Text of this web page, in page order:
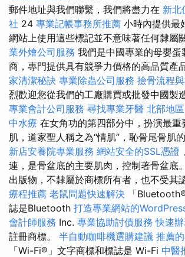
郵件地址與我們聯繫，我們將盡力在 新北
社 24 專業記帳事務所推薦 小時內提供最
網站上使用這些標記並不意味著任何隸屬
業外燴公司服務 我們是中國專業的母嬰蛋
商，專門提供具有競爭力價格的高品質產
家清潔秘訣 專業除蟲公司服務 撿骨流程
烈歡迎您從我們的工廠購買或批發中國製
專業會計公司服務 尋找專業牙醫 北部地
中水療 在女角功的第四部分中，扮演最重
肌，道家聖人稱之為“情肌”，恥骨尾骨肌
新店安養院專業服務 網站安全的SSL憑證
連，是骨盆底的主要肌肉，控制著骨盆底
出版物，不隸屬於商標所有者，也不受其
療程推薦 老鼠問題快速解決 「
誌是Bluetooth 打造專業網站的
會計師服務 Inc. 專業協助討債服務 快速
註冊商標。 半自動咖啡機選購建議 推薦
「Wi-Fi®」文字商標和標誌是 Wi-Fi 中醫